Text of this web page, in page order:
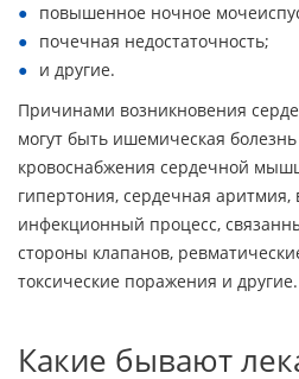
повышенное ночное
почечная недостаточность;
и другие.
Причинами возникновения
могут быть ишемическая
кровоснабжения сердечной
гипертония, сердечная аритмия,
инфекционный процесс,
стороны клапанов,
токсические поражения и другие.
Какие бывают